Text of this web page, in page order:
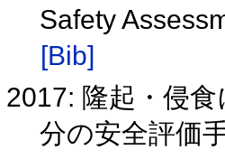
Safety
[Bib]
2017: 隆起・侵
分の安全評価